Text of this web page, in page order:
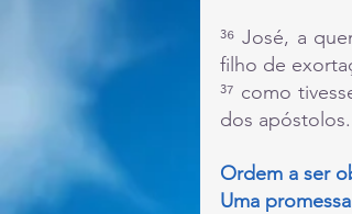
³⁶ José, a
filho de
³⁷ como
dos apóstolos.
Ordem a ser
Uma